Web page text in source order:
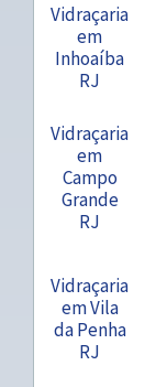
Vidraçaria
em
Inhoaíba
RJ
Vidraçaria
em
Campo
Grande
RJ
Vidraçaria
em Vila
da Penha
RJ